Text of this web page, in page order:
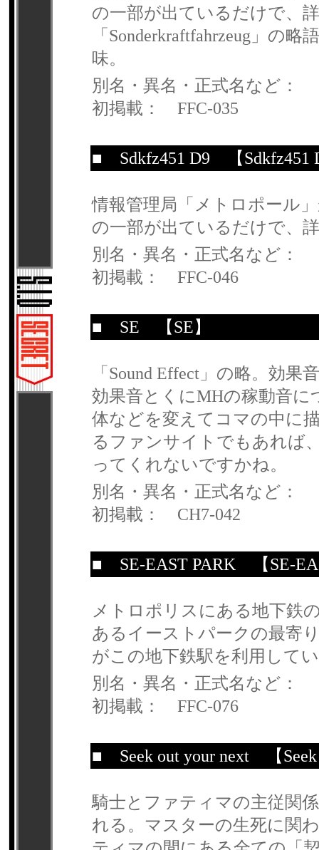
の一部が出ているだけで、
「Sonderkraftfahrzeug」の
味。
別名・異名・正式名など：
初掲載： FFC-035
■ Sdkfz451 D9 【Sdkfz451
情報管理局「メトロポール
の一部が出ているだけで、
別名・異名・正式名など：
初掲載： FFC-046
■ SE 【SE】
「Sound Effect」の略。効
効果音とくにMHの稼動音
体などを変えてコマの中に
るファンサイトでもあれば
ってくれないですかね。
別名・異名・正式名など：
初掲載： CH7-042
■ SE-EAST PARK 【SE-
メトロポリスにある地下鉄
あるイーストパークの最寄
がこの地下鉄駅を利用して
別名・異名・正式名など：
初掲載： FFC-076
■ Seek out your next 【Seek
騎士とファティマの主従関
れる。マスターの生死に関